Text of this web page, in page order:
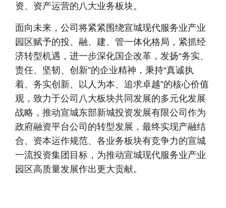
资、资产运营的八大业务板块。
面向未来，公司将紧紧围绕宣城现代服务业产业
园区赋予的投、融、建、管一体化格局，紧抓经
济转型机遇，进一步深化国企改革，发扬“务实、
责任、坚韧、创新”的企业精神，秉持“真诚执
着、务实创新、以人为本、追求卓越”的核心价值
观，致力于公司八大板块共同发展的多元化发展
战略，推动宣城东部新城投资发展有限公司作为
政府融资平台公司的转型发展，最终实现产融结
合、资本运作规范、各业务板块有竞争力的宣城
一流投资集团目标，为推动宣城现代服务业产业
园区高质量发展作出更大贡献。